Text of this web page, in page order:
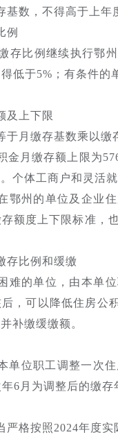
基数，不得高于上年
例
存比例继续执行鄂
低于5%；有条件
及上下限
月缴存基数乘以缴
金月缴存额上限为
个体工商户和灵活
鄂州的单位及企业
额度上下限标准，
存比例和缓缴
难的单位，由本单
，可以降低住房公
补缴缓缴额。
单位职工调整一次
6月为调整后的缴存
严格按照2024年度